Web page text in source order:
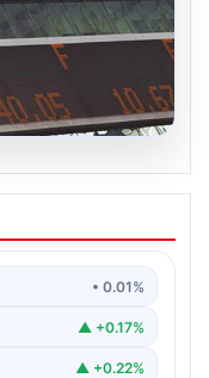
oldu
• 0.01%
▲ +0.17%
▲ +0.22%